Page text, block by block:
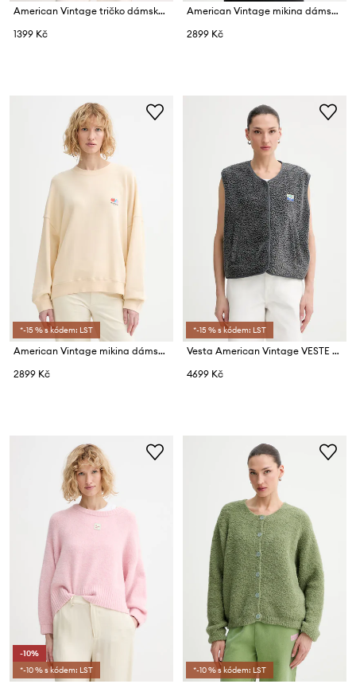
American Vintage tričko dámské bavlněné
1399 Kč
American Vintage mikina dámská s bavlnou
2899 Kč
*-15 % s kódem: LST
American Vintage mikina dámská s bavlnou
2899 Kč
*-15 % s kódem: LST
Vesta American Vintage VESTE AMPLE
4699 Kč
-10%
*-10 % s kódem: LST
*-10 % s kódem: LST